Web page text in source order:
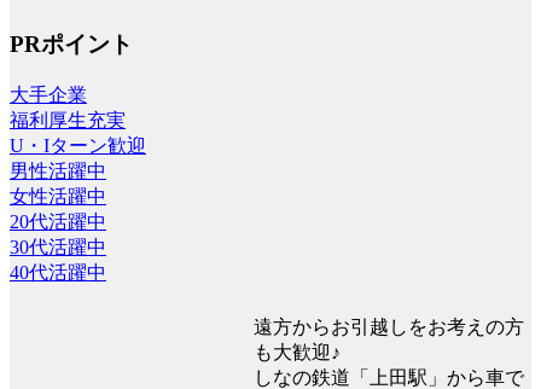
PRポイント
大手企業
福利厚生充実
U・Iターン歓迎
男性活躍中
女性活躍中
20代活躍中
30代活躍中
40代活躍中
遠方からお引越しをお考えの方
も大歓迎♪
しなの鉄道「上田駅」から車で